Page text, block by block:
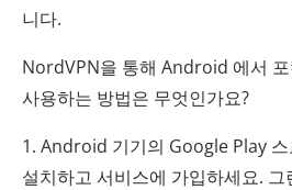
니다.
NordVPN을 통해 Android 에서 포
사용하는 방법은 무엇인가요?
1. Android 기기의 Google Play
설치하고 서비스에 가입하세요. 그